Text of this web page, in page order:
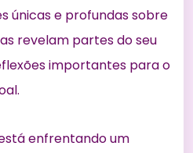
únicas e profundas sobre
revelam partes do seu
importantes para o
enfrentando um